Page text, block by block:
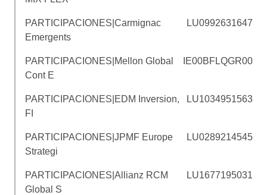
PARTICIPACIONES|Carmignac
Emergents
LU0992631647
PARTICIPACIONES|Mellon Global
Cont E
IE00BFLQGR00
PARTICIPACIONES|EDM Inversion,
FI
LU1034951563
PARTICIPACIONES|JPMF Europe
Strategi
LU0289214545
PARTICIPACIONES|Allianz RCM
Global S
LU1677195031